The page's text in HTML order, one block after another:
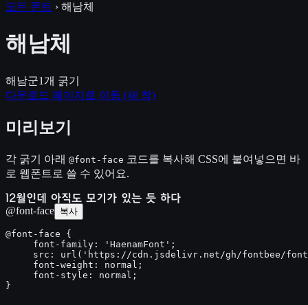
모든 폰트 › 해남체
해남체
해남군1 개 굵기
다운로드 페이지로 이동 (새 창)
미리보기
각 굵기 아래 @font-face 코드를 복사해 CSS에 붙여넣으면 바
로 웹폰트로 쓸 수 있어요.
12월인데 아직도 모기가 있는 듯 하다
@font-face 복사
@font-face {
     font-family: 'HaenamFont';
src: url('https://cdn.jsdelivr.net/gh/fontbee/
     font-weight: normal;
     font-style: normal;
}